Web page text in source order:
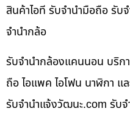
สินค้าไอที รับจำนำมือถือ รับ
จำนำกล้อ
รับจำนำกล้องแคนนอน บริก
ถือ ไอแพค ไอโฟน นาฬิกา แ
รับจํานําแจ้งวัฒนะ.com รับ